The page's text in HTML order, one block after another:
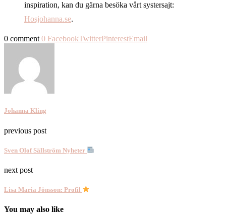
inspiration, kan du gärna besöka vårt systersajt:
Hosjohanna.se.
0 comment 0 FacebookTwitterPinterestEmail
Johanna Kling
previous post
Sven Olof Sällström Nyheter
next post
Lisa Maria Jönsson: Profil
You may also like